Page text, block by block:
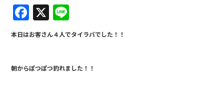
F
a
c
e
b
X
n
e
本日はお客さん４人でタイラバでした！！
朝からぽつぽつ釣れました！！